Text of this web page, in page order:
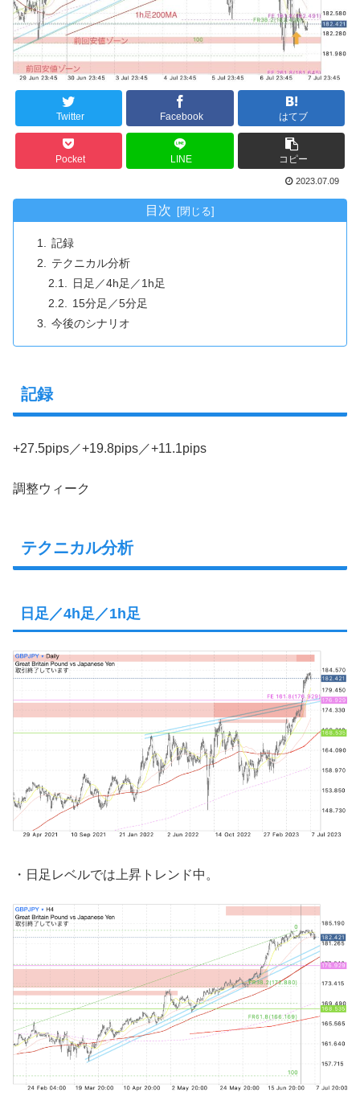
Twitter Facebook はてブ
Pocket LINE コピー
2023.07.09
目次
記録
テクニカル分析
日足／4h足／1h足
15分足／5分足
今後のシナリオ
記録
+27.5pips／+19.8pips／+11.1pips
調整ウィーク
テクニカル分析
日足／4h足／1h足
・日足レベルでは上昇トレンド中。